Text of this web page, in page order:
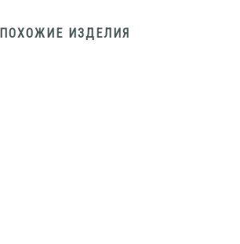
ПОХОЖИЕ ИЗДЕЛИЯ